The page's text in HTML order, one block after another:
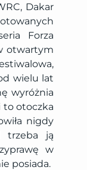
Dakar
Forza
otwartym
wielu lat
wyróżnia
to otoczka
nigdy
trzeba ją
w
posiada.